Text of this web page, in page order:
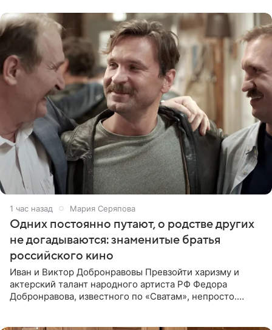
1 час назад Мария Серяпова
Одних постоянно путают, о родстве других
не догадываются: знаменитые братья
российского кино
Иван и Виктор Добронравовы Превзойти харизму и
актерский талант народного артиста РФ Федора
Добронравова, известного по «Сватам», непросто.